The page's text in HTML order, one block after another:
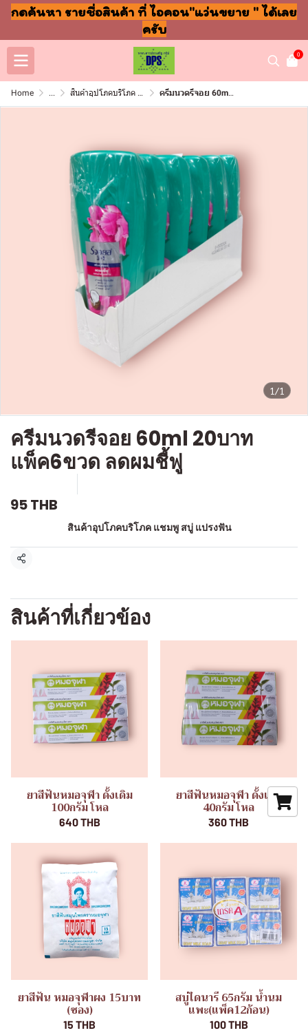
กดค้นหา รายชื่อสินค้า ที่ ไอคอน"แว่นขยาย " ได้เลย
ครับ
0
Home ... สินค้าอุปโภคบริโภค แชมพู สบู่ แปรงฟัน ครีมนวดรีจอย 60ml 20บาท แพ็ค6ขวด ลดผมชี้ฟู
1/1
ครีมนวดรีจอย 60ml 20บาท
แพ็ค6ขวด ลดผมชี้ฟู
95 THB
สินค้าอุปโภคบริโภค แชมพู สบู่ แปรงฟัน
แชร์
สินค้าที่เกี่ยวข้อง
ยาสีฟันหมอจุฬา ดั้งเดิม
100กรัม โหล
640 THB
ยาสีฟันหมอจุฬา ดั้งเดิม
40กรัม โหล
360 THB
ยาสีฟัน หมอจุฬาผง 15บาท
(ซอง)
15 THB
สบู่ไดนารี 65กรัม น้ำนม
แพะ(แพ็ค12ก้อน)
100 THB